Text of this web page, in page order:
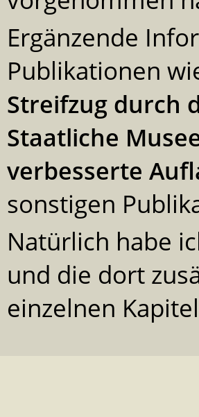
Ergänzende
Publikationen
Streifzug durch
Staatliche
verbesserte
sonstigen
Natürlich habe
und die dort
einzelnen